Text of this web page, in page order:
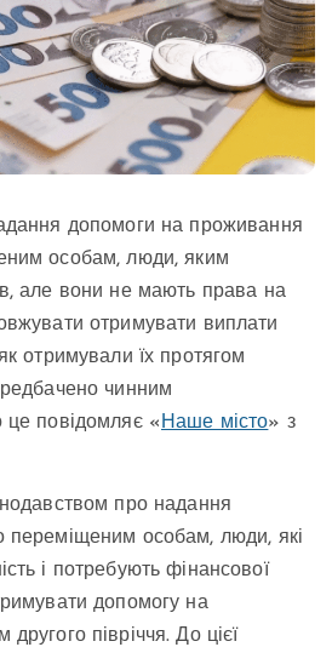
допомоги на проживання
особам, люди, яким
але вони не мають права на
отримувати виплати
отримували їх протягом
чинним
це повідомляє « Наше місто» з
про надання
переміщеним особам, люди, які
і потребують фінансової
допомогу на
півріччя. До цієї